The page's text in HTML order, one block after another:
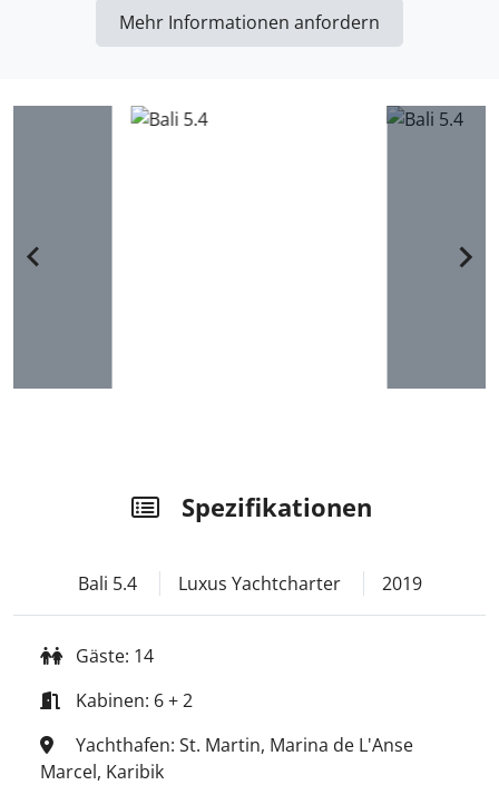
Mehr Informationen anfordern
Spezifikationen
Bali 5.4 Luxus Yachtcharter 2019
Gäste: 14
Kabinen: 6 + 2
Yachthafen: St. Martin, Marina de L'Anse
Marcel, Karibik